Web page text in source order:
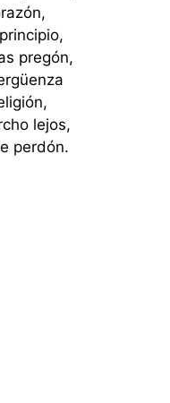
pregón,
lejos,
perdón.